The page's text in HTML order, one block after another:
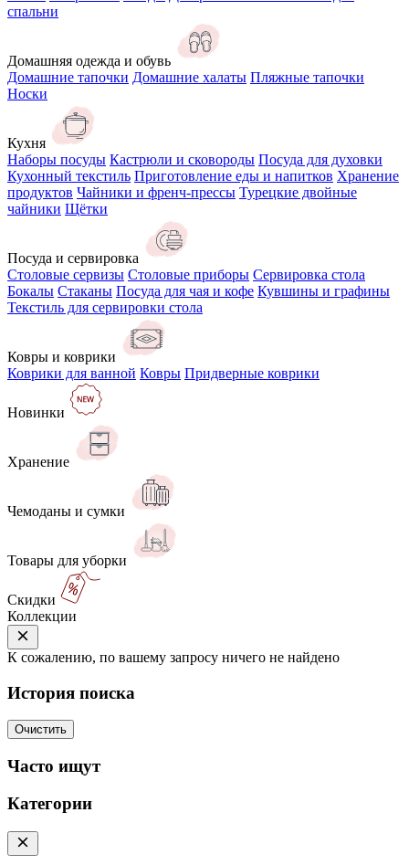
спальни
Домашняя одежда и обувь
Домашние тапочки Домашние халаты Пляжные тапочки
Носки
Кухня
Наборы посуды Кастрюли и сковороды Посуда для духовки
Кухонный текстиль Приготовление еды и напитков Хранение
продуктов Чайники и френч-прессы Турецкие двойные
чайники Щётки
Посуда и сервировка
Столовые сервизы Столовые приборы Сервировка стола
Бокалы Стаканы Посуда для чая и кофе Кувшины и графины
Текстиль для сервировки стола
Ковры и коврики
Коврики для ванной Ковры Придверные коврики
Новинки
Хранение
Чемоданы и сумки
Товары для уборки
Скидки
Коллекции
К сожалению, по вашему запросу ничего не найдено
История поиска
Очистить
Часто ищут
Категории